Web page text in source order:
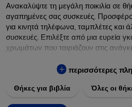
Ανακαλύψτε τη μεγάλη ποικιλία σε
αγαπημένες σας συσκευές.
για κινητά τηλέφωνα, ταμπλέτες και
συσκευές. Επιλέξτε από μια ευρεία
χρωμάτων που ταιριάζουν στις
πτώσεις και άλλες φθορές, ενώ
και τη διάρκεια ζωής των συσκευών
περισσότερες
Θήκες για βιβλία Όλες οι